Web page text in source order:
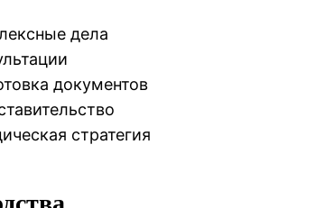
дела
документов
стратегия